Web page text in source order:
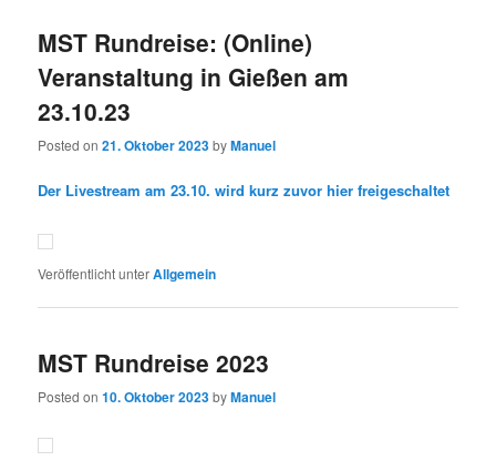
MST Rundreise: (Online)
Veranstaltung in Gießen am
23.10.23
Posted on21. Oktober 2023byManuel
Der Livestream am 23.10. wird kurz zuvor hier freigeschaltet
Veröffentlicht unterAllgemein
MST Rundreise 2023
Posted on10. Oktober 2023byManuel